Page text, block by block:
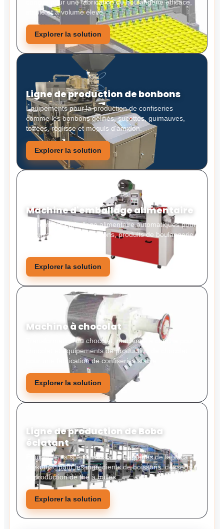
conçus pour une fabrication de boulangerie efficace,
stable et à volume élevé.
Explorer la solution
Ligne de production de bonbons
Équipements pour la production de confiseries
comme les bonbons gélifiés, sucettes, guimauves,
toffees, réglisse et moguls d'amidon.
Explorer la solution
Machine d'emballage alimentaire
Systèmes d'emballage alimentaire automatiques pour
biscuits, bonbons, collations, produits de boulangerie
Explorer la solution
Machine à chocolat
Transformation du chocolat, machines à conche pour
chocolat et équipements de production de chocolat
pour une fabrication de confiseries stable.
Explorer la solution
Ligne de production de Boba
éclatant
Équipements spécialisés pour les perles de tapioca et
de konjac pour les ingrédients de boissons, desserts
et production de thé à bulles.
Explorer la solution